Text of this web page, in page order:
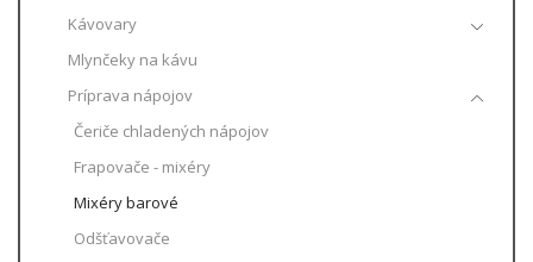
Kávovary
Mlynčeky na kávu
Príprava nápojov
Čeriče chladených nápojov
Frapovače - mixéry
Mixéry barové
Odšťavovače